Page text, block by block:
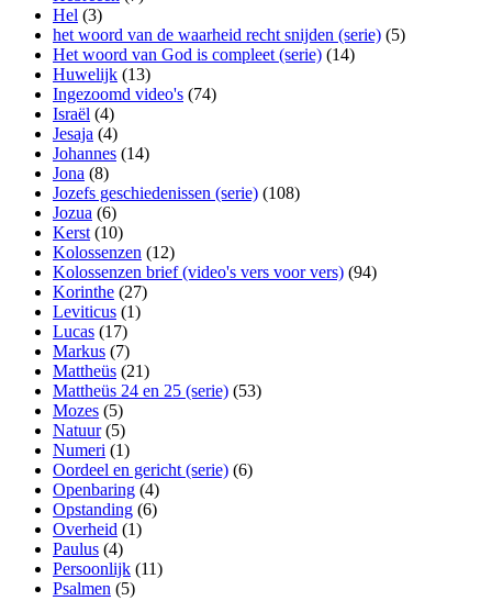
Hel (3)
het woord van de waarheid recht snijden (serie) (5)
Het woord van God is compleet (serie) (14)
Huwelijk (13)
Ingezoomd video's (74)
Israël (4)
Jesaja (4)
Johannes (14)
Jona (8)
Jozefs geschiedenissen (serie) (108)
Jozua (6)
Kerst (10)
Kolossenzen (12)
Kolossenzen brief (video's vers voor vers) (94)
Korinthe (27)
Leviticus (1)
Lucas (17)
Markus (7)
Mattheüs (21)
Mattheüs 24 en 25 (serie) (53)
Mozes (5)
Natuur(5)
Numeri (1)
Oordeel en gericht (serie) (6)
Openbaring (4)
Opstanding (6)
Overheid (1)
Paulus (4)
Persoonlijk (11)
Psalmen (5)